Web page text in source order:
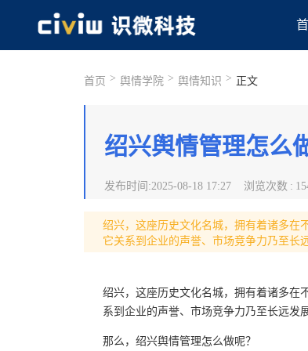
首页 > 舆情学院 > 舆情知识 > 正文
绍兴舆情管理怎么
发布时间 :2025-08-18 17:27 浏览次数 :
绍兴，这座历史文化名城，拥有着诸多在
它关系到企业的声誉、市场竞争力乃至长
绍兴，这座历史文化名城，拥有着诸多在
系到企业的声誉、市场竞争力乃至长远发展
那么，绍兴舆情管理怎么做呢？